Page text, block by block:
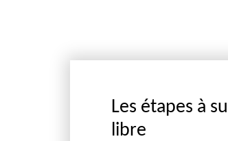
Les étapes à
libre